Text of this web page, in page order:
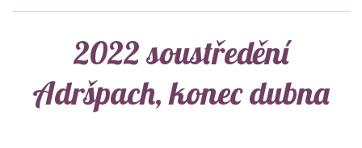
2022 soustředění
Adršpach, konec dubna